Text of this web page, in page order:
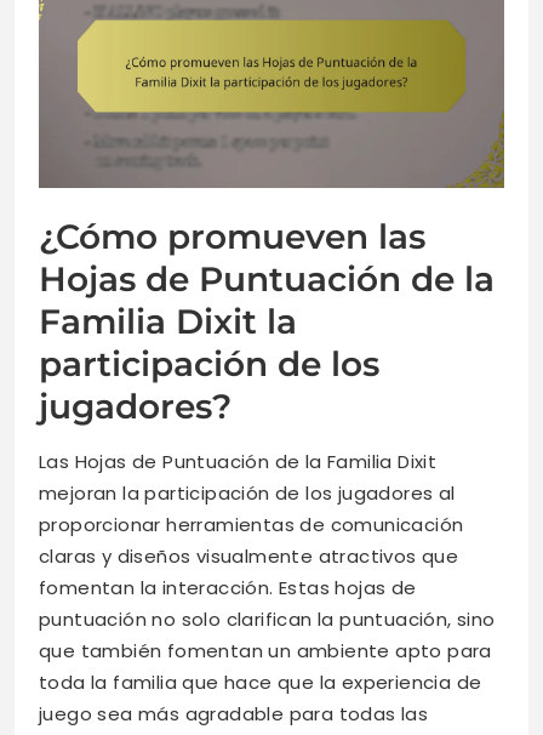
¿Cómo promueven las
Hojas de Puntuación de la
Familia Dixit la
participación de los
jugadores?
Las Hojas de Puntuación de la Familia Dixit
mejoran la participación de los jugadores al
proporcionar herramientas de comunicación
claras y diseños visualmente atractivos que
fomentan la interacción. Estas hojas de
puntuación no solo clarifican la puntuación, sino
que también fomentan un ambiente apto para
toda la familia que hace que la experiencia de
juego sea más agradable para todas las